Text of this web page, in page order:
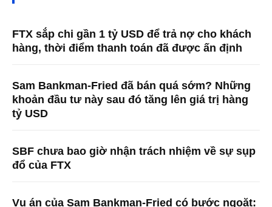
FTX sắp chi gần 1 tỷ USD để trả nợ cho khách
hàng, thời điểm thanh toán đã được ấn định
Sam Bankman-Fried đã bán quá sớm? Những
khoản đầu tư này sau đó tăng lên giá trị hàng
tỷ USD
SBF chưa bao giờ nhận trách nhiệm về sự sụp
đổ của FTX
Vụ án của Sam Bankman-Fried có bước ngoặt: